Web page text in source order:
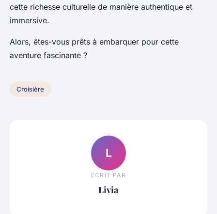
cette richesse culturelle de manière authentique et
immersive.
Alors, êtes-vous prêts à embarquer pour cette
aventure fascinante ?
Croisière
L
ECRIT PAR
Livia